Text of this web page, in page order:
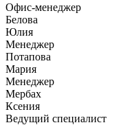
Офис-менеджер
Белова
Юлия
Менеджер
Потапова
Мария
Менеджер
Мербах
Ксения
Ведущий специалист